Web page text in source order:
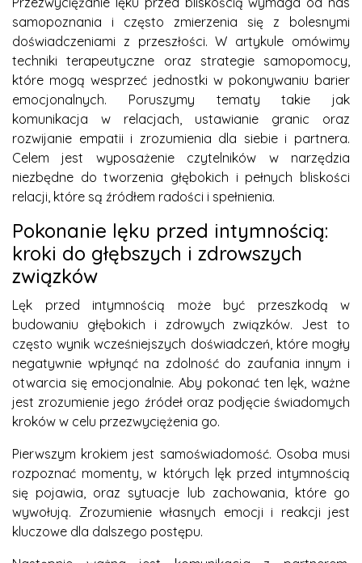
samopoznania i często zmierzenia się z bolesnymi
doświadczeniami z przeszłości. W artykule omówimy
techniki terapeutyczne oraz strategie samopomocy,
które mogą wesprzeć jednostki w pokonywaniu barier
emocjonalnych. Poruszymy tematy takie jak
komunikacja w relacjach, ustawianie granic oraz
rozwijanie empatii i zrozumienia dla siebie i partnera.
Celem jest wyposażenie czytelników w narzędzia
niezbędne do tworzenia głębokich i pełnych bliskości
relacji, które są źródłem radości i spełnienia.
Pokonanie lęku przed intymnością:
kroki do głębszych i zdrowszych
związków
Lęk przed intymnością może być przeszkodą w
budowaniu głębokich i zdrowych związków. Jest to
często wynik wcześniejszych doświadczeń, które mogły
negatywnie wpłynąć na zdolność do zaufania innym i
otwarcia się emocjonalnie. Aby pokonać ten lęk, ważne
jest zrozumienie jego źródeł oraz podjęcie świadomych
kroków w celu przezwyciężenia go.
Pierwszym krokiem jest samoświadomość. Osoba musi
rozpoznać momenty, w których lęk przed intymnością
się pojawia, oraz sytuacje lub zachowania, które go
wywołują. Zrozumienie własnych emocji i reakcji jest
kluczowe dla dalszego postępu.